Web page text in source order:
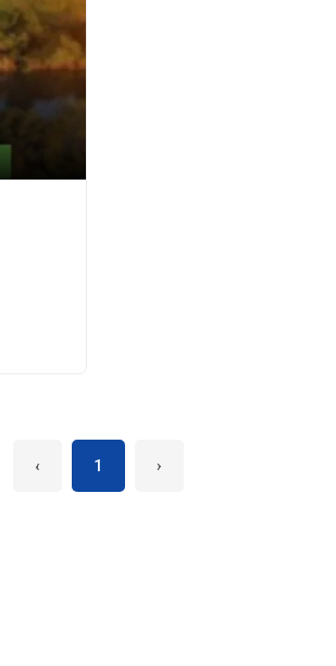
‹ 1 ›